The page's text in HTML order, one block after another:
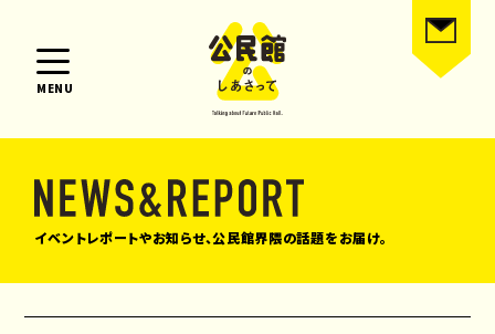
MENU
イベントレポートやお知らせ、公民館界隈の話題をお届け。